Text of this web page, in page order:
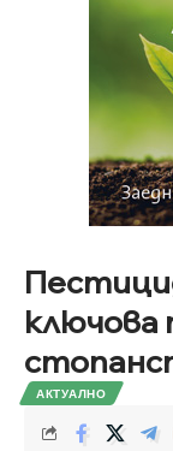
ключова
АКТУАЛНО